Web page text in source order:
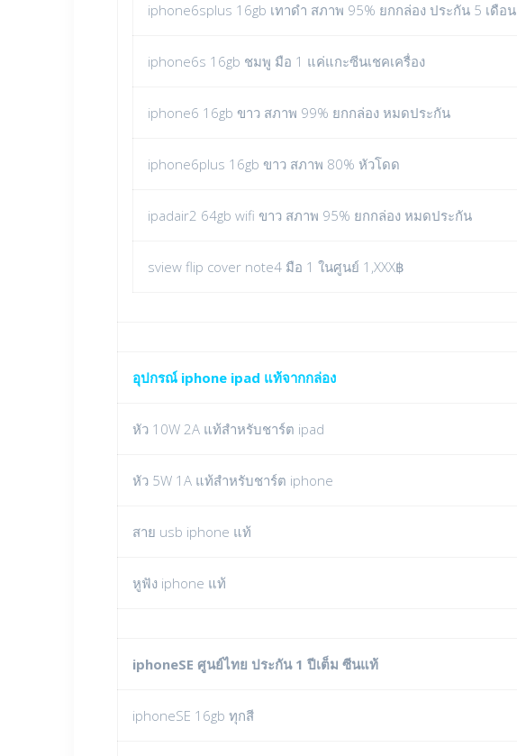
iphone6splus 16gb เทาดำ สภาพ 95% ยกกล่อง ประกัน 5 เดือน
iphone6s 16gb ชมพู มือ 1 แค่แกะซีนเชคเครื่อง
iphone6 16gb ขาว สภาพ 99% ยกกล่อง หมดประกัน
iphone6plus 16gb ขาว สภาพ 80% หัวโดด
ipadair2 64gb wifi ขาว สภาพ 95% ยกกล่อง หมดประกัน
sview flip cover note4 มือ 1 ในศูนย์ 1,XXX฿
อุปกรณ์ iphone ipad แท้จากกล่อง
หัว 10W 2A แท้สำหรับชาร์ต ipad
หัว 5W 1A แท้สำหรับชาร์ต iphone
สาย usb iphone แท้
หูฟัง iphone แท้
iphoneSE ศูนย์ไทย ประกัน 1 ปีเต็ม ซีนแท้
iphoneSE 16gb ทุกสี